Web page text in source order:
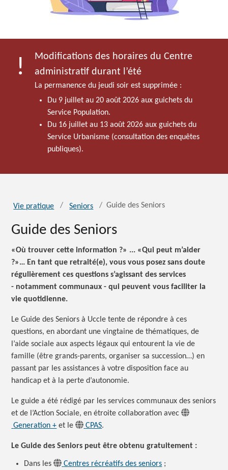
Modifications des horaires du Centre
administratif durant l’été
La permanence du jeudi soir est supprimée :
Du 9 juillet au 20 août 2026 aux guichets du
Service Population.
Du 16 juillet au 13 août 2026 aux guichets du
Service Urbanisme (consultation des enquêtes
publiques).
Vie pratique Seniors Guide des Seniors
Guide des Seniors
«Où trouver cette information ?» ... «Qui peut m’aider
?»… En tant que retraité(e), vous vous posez sans doute
régulièrement ces questions s’agissant des services
- notamment communaux - qui peuvent vous faciliter la
vie quotidienne.
Le Guide des Seniors à Uccle tente de répondre à ces
questions, en abordant une vingtaine de thématiques, de
l’aide sociale aux aspects légaux qui entourent la vie de
famille (être grands-parents, organiser sa succession…) en
passant par les assistances à votre disposition face au
handicap et à la perte d’autonomie.
Le guide a été rédigé par les services communaux des seniors
et de l’Action Sociale, en étroite collaboration avec
Generation + et le CPAS.
Le Guide des Seniors peut être obtenu gratuitement :
Dans les Centres récréatifs desseniors ;